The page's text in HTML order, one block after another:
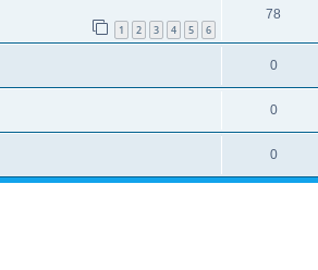
1 2 3 4 5 6
78
0
0
0